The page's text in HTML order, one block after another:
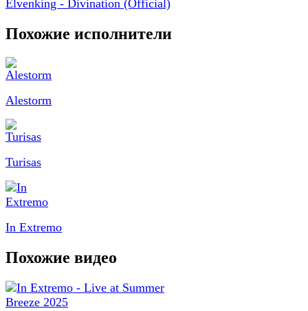
Elvenking - Divination (Official)
Похожие исполнители
Alestorm
Turisas
In Extremo
Похожие видео